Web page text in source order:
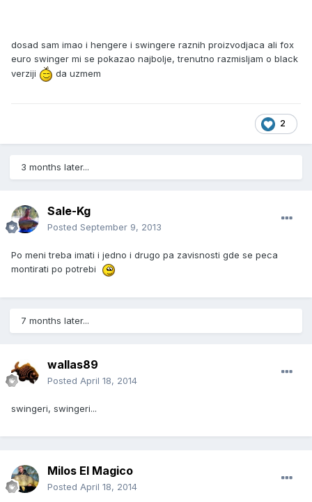
dosad sam imao i hengere i swingere raznih proizvodjaca ali fox
euro swinger mi se pokazao najbolje, trenutno razmisljam o black
verziji
da uzmem
2
3 months later...
Sale-Kg
Posted September 9, 2013
Po meni treba imati i jedno i drugo pa zavisnosti gde se peca
montirati po potrebi
7 months later...
wallas89
Posted April 18, 2014
swingeri, swingeri...
Milos El Magico
Posted April 18, 2014